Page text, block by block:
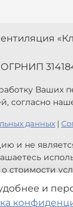
согласно
данных |
и не
и не
и